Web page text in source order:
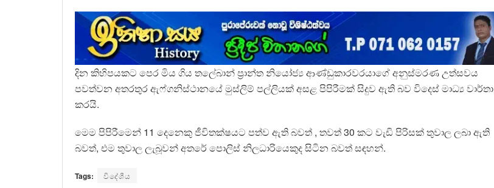
දින කිහිපයකට පෙර මිය ගිය තලේබාන් ප්‍රාන්ත නියෝජ්‍ය ආණ්ඩුකාරවරයාගේ අනුස්මරණ උත්සවය
පවත්වන අතරතුර ඇෆ්ගනිස්ථානයේ මුස්ලිම් පල්ලියක් අසළ පිපිරීමක් සිදුව ඇති බව විදෙස් මාධ්‍ය වාර්තා
කරයි.
මෙම පිපිරීමෙන් 11 දෙනෙකු ජීවිතක්ෂයට පත්ව ඇති බවත් , තවත් 30 කට වැඩි පිරිසක් තුවාල ලබා ඇති
බවත්, එම තුවාල ලැබූවන් අතරේ පොලිස් නිලධාරියෙකුද සිටින බවත් සඳහන්.
Tags: විදේශීය